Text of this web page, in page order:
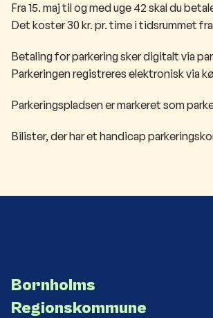
Fra 15. maj til og med uge 42 skal du
Det koster 30 kr. pr. time i tidsrummet fra
Betaling for parkering sker digitalt via
Parkeringen registreres elektronisk via
Parkeringspladsen er markeret som
Bilister, der har et handicap
Bornholms
Regionskommune